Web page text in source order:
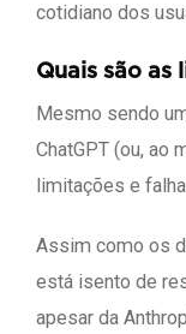
cotidiano dos
Quais são as
Mesmo sendo
ChatGPT (ou, ao
limitações e
Assim como os
está isento de
apesar da